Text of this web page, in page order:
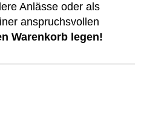
Anlässe oder als
anspruchsvollen
Warenkorb legen!